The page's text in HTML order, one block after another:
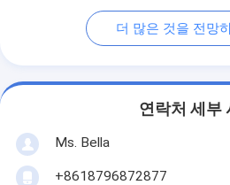
더 많은 것을 전망
연락처 세부
Ms. Bella
+8618796872877